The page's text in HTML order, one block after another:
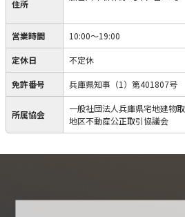
住所
営業時間 10:00～19:00
定休日 不定休
免許番号 兵庫県知事（1）第401807号
所属協会
一般社団法人兵庫県宅地建物
地区不動産公正取引協議会